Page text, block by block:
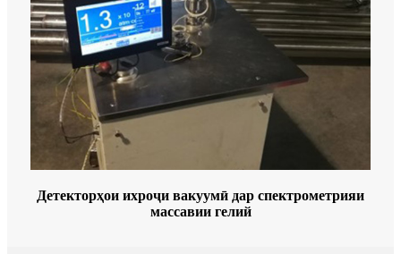
Детекторҳои ихроҷи вакуумӣ дар спектрометрияи
массавии гелий